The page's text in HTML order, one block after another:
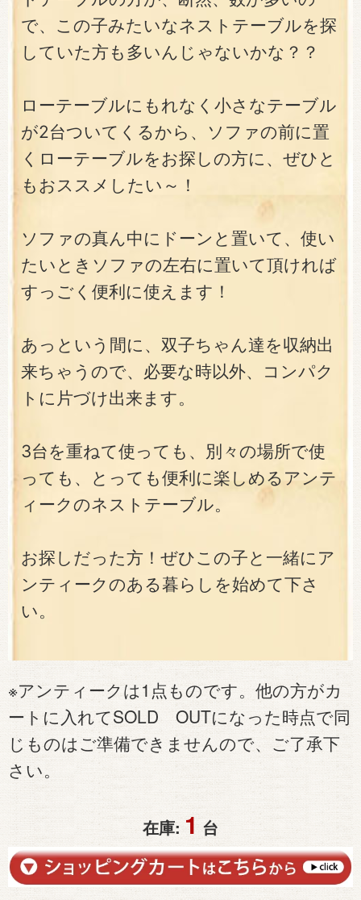
で、この子みたいなネストテーブルを探
していた方も多いんじゃないかな？？
ローテーブルにもれなく小さなテーブル
が2台ついてくるから、ソファの前に置
くローテーブルをお探しの方に、ぜひと
もおススメしたい～！
ソファの真ん中にドーンと置いて、使い
たいときソファの左右に置いて頂ければ
すっごく便利に使えます！
あっという間に、双子ちゃん達を収納出
来ちゃうので、必要な時以外、コンパク
トに片づけ出来ます。
3台を重ねて使っても、別々の場所で使
っても、とっても便利に楽しめるアンテ
ィークのネストテーブル。
お探しだった方！ぜひこの子と一緒にア
ンティークのある暮らしを始めて下さ
い。
※アンティークは1点ものです。他の方がカ
ートに入れてSOLD OUTになった時点で同
じものはご準備できませんので、ご了承下
さい。
在庫: 1 台